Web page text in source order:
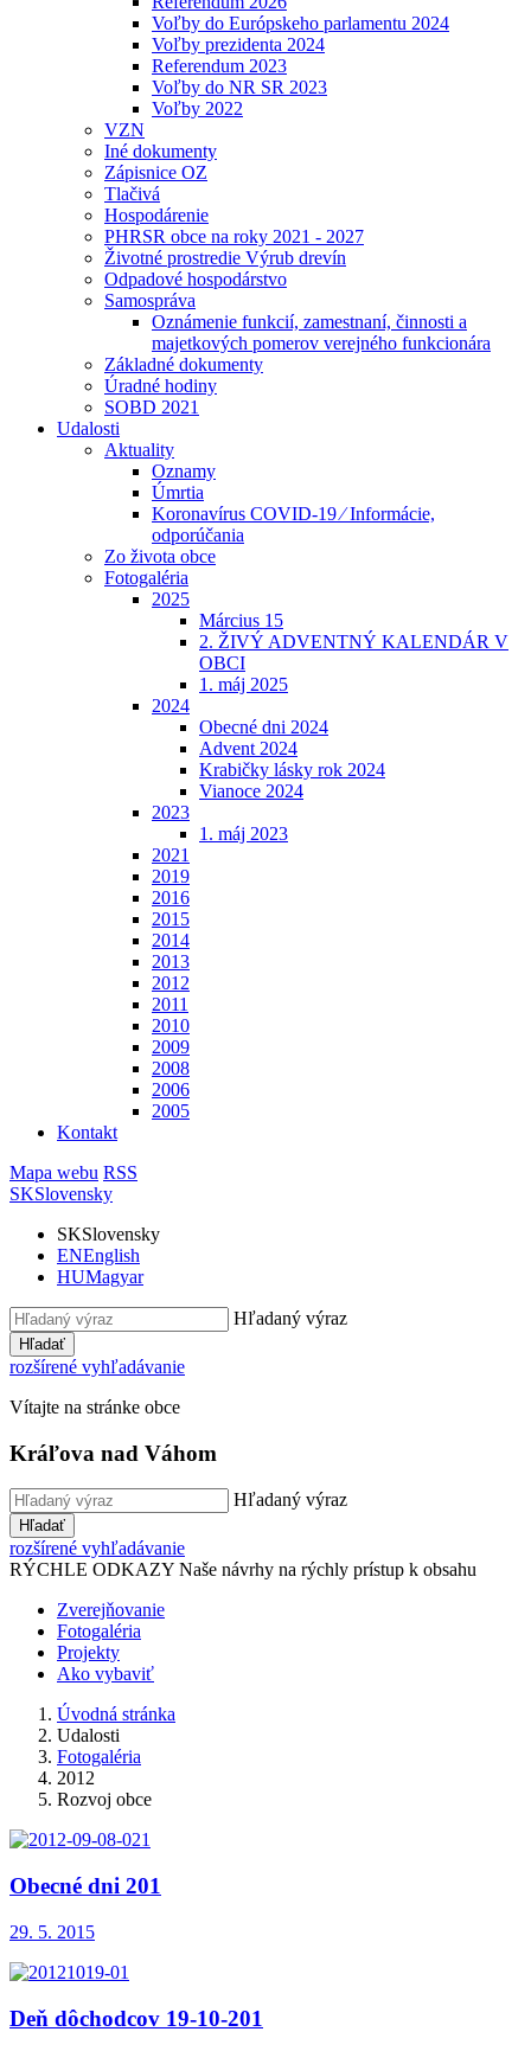
Voľby do Európskeho parlamentu 2024
Voľby prezidenta 2024
Referendum 2023
Voľby do NR SR 2023
Voľby 2022
VZN
Iné dokumenty
Zápisnice OZ
Tlačivá
Hospodárenie
PHRSR obce na roky 2021 - 2027
Životné prostredie Výrub drevín
Odpadové hospodárstvo
Samospráva
Oznámenie funkcií, zamestnaní, činnosti a
majetkových pomerov verejného funkcionára
Základné dokumenty
Úradné hodiny
SOBD 2021
Udalosti
Aktuality
Oznamy
Úmrtia
Koronavírus COVID-19 ⁄ Informácie,
odporúčania
Zo života obce
Fotogaléria
2025
Március 15
2. ŽIVÝ ADVENTNÝ KALENDÁR V
OBCI
1. máj 2025
2024
Obecné dni 2024
Advent 2024
Krabičky lásky rok 2024
Vianoce 2024
2023
1. máj 2023
2021
2019
2016
2015
2014
2013
2012
2011
2010
2009
2008
2006
2005
Kontakt
Mapa webu RSS
SKSlovensky
SKSlovensky
ENEnglish
HUMagyar
Hľadaný výraz
Hľadať
rozšírené vyhľadávanie
Vítajte na stránke obce
Kráľova nad Váhom
Hľadaný výraz
Hľadať
rozšírené vyhľadávanie
RÝCHLE ODKAZY Naše návrhy na rýchly prístup k obsahu
Zverejňovanie
Fotogaléria
Projekty
Ako vybaviť
Úvodná stránka
Udalosti
Fotogaléria
2012
Rozvoj obce
Obecné dni 201
29. 5. 2015
Deň dôchodcov 19-10-201